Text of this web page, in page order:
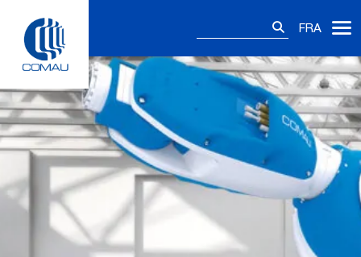
content
FRA